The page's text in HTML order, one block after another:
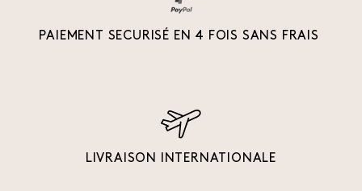
PAIEMENT SECURISÉ EN 4 FOIS SANS FRAIS
LIVRAISON INTERNATIONALE